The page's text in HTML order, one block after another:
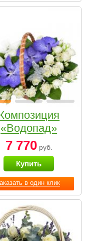
в один клик
«Водопад»
7 770руб.
Купить